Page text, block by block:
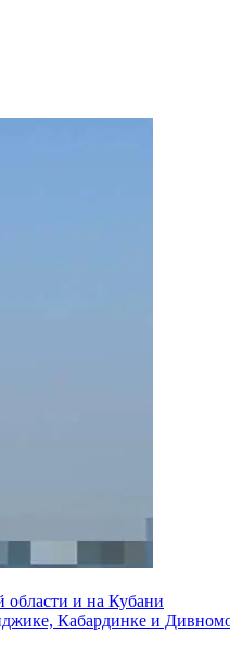
и на Кубани
Кабардинке и